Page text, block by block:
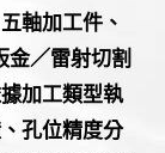
軸加工件、
金／雷射切割
加工類型執
孔位精度分